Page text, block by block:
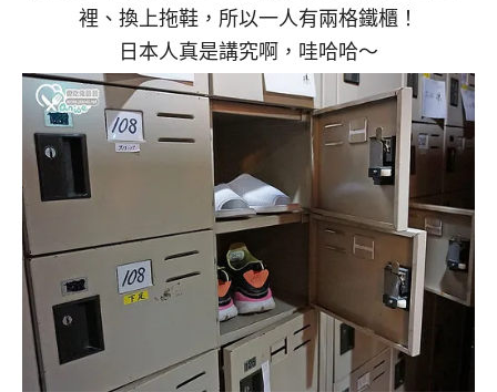
裡、換上拖鞋，所以一人有兩格鐵櫃！
日本人真是講究啊，哇哈哈～